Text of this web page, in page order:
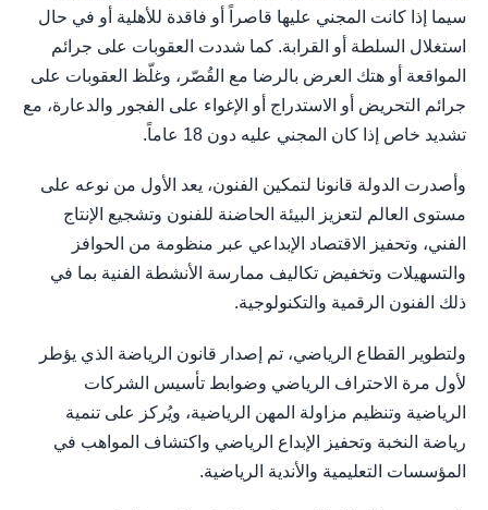
سيما إذا كانت المجني عليها قاصراً أو فاقدة للأهلية أو في حال
استغلال السلطة أو القرابة. كما شددت العقوبات على جرائم
المواقعة أو هتك العرض بالرضا مع القُصّر، وغلّظ العقوبات على
جرائم التحريض أو الاستدراج أو الإغواء على الفجور والدعارة، مع
تشديد خاص إذا كان المجني عليه دون 18 عاماً.
وأصدرت الدولة قانونا لتمكين الفنون، يعد الأول من نوعه على
مستوى العالم لتعزيز البيئة الحاضنة للفنون وتشجيع الإنتاج
الفني، وتحفيز الاقتصاد الإبداعي عبر منظومة من الحوافز
والتسهيلات وتخفيض تكاليف ممارسة الأنشطة الفنية بما في
ذلك الفنون الرقمية والتكنولوجية.
ولتطوير القطاع الرياضي، تم إصدار قانون الرياضة الذي يؤطر
لأول مرة الاحتراف الرياضي وضوابط تأسيس الشركات
الرياضية وتنظيم مزاولة المهن الرياضية، ويُركز على تنمية
رياضة النخبة وتحفيز الإبداع الرياضي واكتشاف المواهب في
المؤسسات التعليمية والأندية الرياضية.